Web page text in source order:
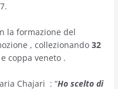
la formazione del
, collezionando32
coppa veneto .
Chajari : “Ho scelto di